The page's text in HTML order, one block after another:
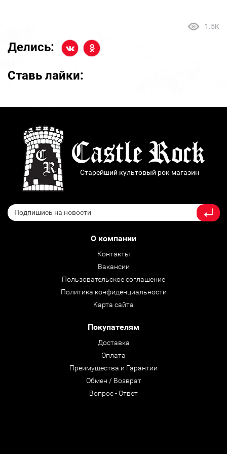
1.5K
Делись:
Ставь лайки:
Старейший культовый рок магазин
О компании
Контакты
Вакансии
Пользовательское соглашение
Политика конфиденциальности
Карта сайта
Покупателям
Доставка
Оплата
Преимущества и Гарантии
Обмен / Возврат
Вопрос - Ответ